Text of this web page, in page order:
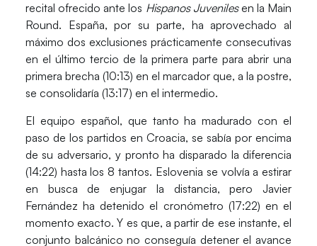
recital ofrecido ante los Hispanos Juvenilesen la Main
Round. España, por su parte, ha aprovechado al
máximo dos exclusiones prácticamente consecutivas
en el último tercio de la primera parte para abrir una
primera brecha (10:13) en el marcador que, a la postre,
se consolidaría (13:17) en el intermedio.
El equipo español, que tanto ha madurado con el
paso de los partidos en Croacia, se sabía por encima
de su adversario, y pronto ha disparado la diferencia
(14:22) hasta los 8 tantos. Eslovenia se volvía a estirar
en busca de enjugar la distancia, peroJavier
Fernández ha detenido el cronómetro (17:22) en el
momento exacto. Y es que, a partir de ese instante, el
conjunto balcánico no conseguía detener el avance